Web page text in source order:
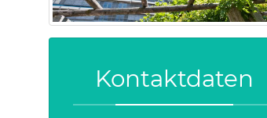
Kontaktdaten